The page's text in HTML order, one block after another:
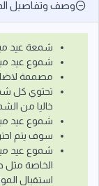
وصف وتفاصيل
شمعة عيد
شموع عيد
مصممة
تحتوي كل
خاليا من
شموع عيد
سوف يتم
شموع عيد
الخاصة مثل
استقبال